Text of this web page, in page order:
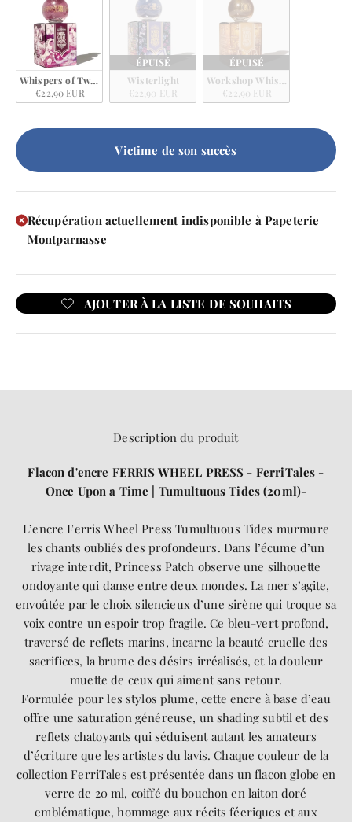
Whispers of Twilight
€22,90 EUR
ÉPUISÉ
Wisterlight
€22,90 EUR
ÉPUISÉ
Workshop Whishes
€22,90 EUR
Victime de son succès
Récupération actuellement indisponible à Papeterie
Montparnasse
Description du produit
Flacon d'encre FERRIS WHEEL PRESS - FerriTales -
Once Upon a Time | Tumultuous Tides (20ml)-
L’encre Ferris Wheel Press Tumultuous Tides murmure
les chants oubliés des profondeurs. Dans l’écume d’un
rivage interdit, Princess Patch observe une silhouette
ondoyante qui danse entre deux mondes. La mer s’agite,
envoûtée par le choix silencieux d’une sirène qui troque sa
voix contre un espoir trop fragile. Ce bleu-vert profond,
traversé de reflets marins, incarne la beauté cruelle des
sacrifices, la brume des désirs irréalisés, et la douleur
muette de ceux qui aiment sans retour.
Formulée pour les stylos plume, cette encre à base d’eau
offre une saturation généreuse, un shading subtil et des
reflets chatoyants qui séduisent autant les amateurs
d’écriture que les artistes du lavis. Chaque couleur de la
collection FerriTales est présentée dans un flacon globe en
verre de 20 ml, coiffé du bouchon en laiton doré
emblématique, hommage aux récits féeriques et aux